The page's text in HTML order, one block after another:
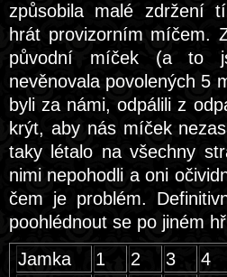
způsobila malé zdržení
hrát provizorním míčem.
původní míček (a to
nevěnovala povolených 5
byli za námi, odpálili z
krýt, aby nás míček
taky létalo na všechny
nimi nepohodli a oni
čem je problém.
poohlédnout se po jiném
Jamka
1 2 3 4